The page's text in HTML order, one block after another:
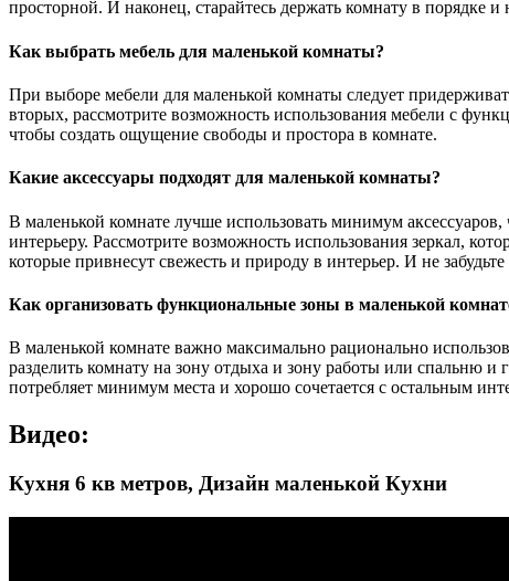
просторной. И наконец, старайтесь держать комнату в порядке
Как выбрать мебель для маленькой комнаты?
При выборе мебели для маленькой комнаты следует
вторых, рассмотрите возможность использования мебели с
чтобы создать ощущение свободы и простора в комнате.
Какие аксессуары подходят для маленькой комнаты?
В маленькой комнате лучше использовать минимум
интерьеру. Рассмотрите возможность использования зеркал,
которые привнесут свежесть и природу в интерьер. И не
Как организовать функциональные зоны в маленькой
В маленькой комнате важно максимально рационально
разделить комнату на зону отдыха и зону работы или спальню
потребляет минимум места и хорошо сочетается с остальным
Видео:
Кухня 6 кв метров, Дизайн маленькой Кухни